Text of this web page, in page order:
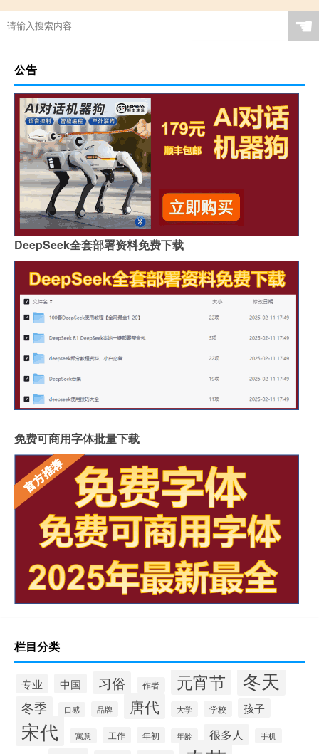
☚
公告
DeepSeek全套部署资料免费下载
免费可商用字体批量下载
栏目分类
专业 中国 习俗 作者 元宵节 冬天
冬季 口感 品牌 唐代 大学 学校 孩子
宋代 寓意 工作 年初 年龄 很多人 手机